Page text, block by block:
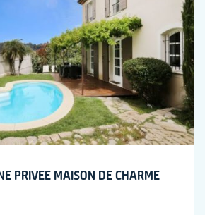
PRIVEE MAISON DE CHARME